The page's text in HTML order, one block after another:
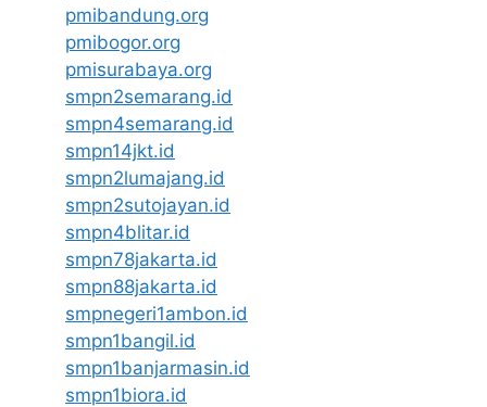
pmibandung.org
pmibogor.org
pmisurabaya.org
smpn2semarang.id
smpn4semarang.id
smpn14jkt.id
smpn2lumajang.id
smpn2sutojayan.id
smpn4blitar.id
smpn78jakarta.id
smpn88jakarta.id
smpnegeri1ambon.id
smpn1bangil.id
smpn1banjarmasin.id
smpn1biora.id